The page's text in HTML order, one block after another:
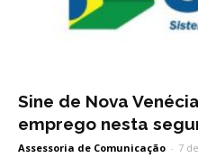
Sine de Nova
emprego nesta
Assessoria de Comunicação - 7